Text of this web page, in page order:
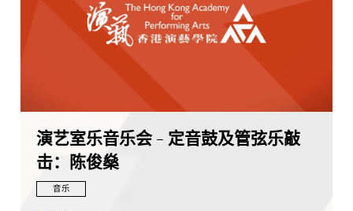
演艺室乐音乐会 - 定音鼓及管弦乐敲
击：陈俊燊
音乐